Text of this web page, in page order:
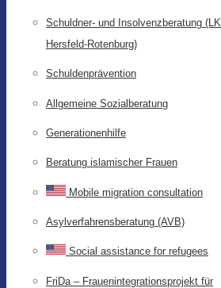
Schuldner- und Insolvenzberatung (LK
Hersfeld-Rotenburg)
Schuldenprävention
Allgemeine Sozialberatung
Generationenhilfe
Beratung islamischer Frauen
Mobile migration consultation
Asylverfahrensberatung (AVB)
Social assistance for refugees
FriDa – Frauenintegrationsprojekt für